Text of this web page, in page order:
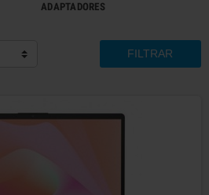
ADAPTADORES
FILTRAR